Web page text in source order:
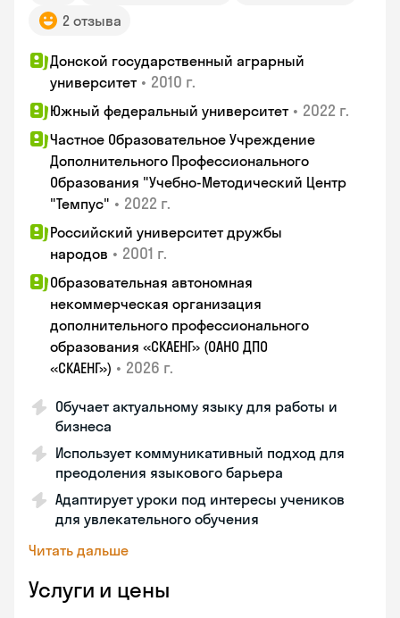
2 отзыва
Донской государственный аграрный
университет • 2010 г.
Южный федеральный университет • 2022 г.
Частное Образовательное Учреждение
Дополнительного Профессионального
Образования "Учебно-Методический Центр
"Темпус" • 2022 г.
Российский университет дружбы
народов • 2001 г.
Образовательная автономная
некоммерческая организация
дополнительного профессионального
образования «СКАЕНГ» (ОАНО ДПО
«СКАЕНГ») • 2026 г.
Обучает актуальному языку для работы и
бизнеса
Использует коммуникативный подход для
преодоления языкового барьера
Адаптирует уроки под интересы учеников
для увлекательного обучения
Читать дальше
Услуги и цены